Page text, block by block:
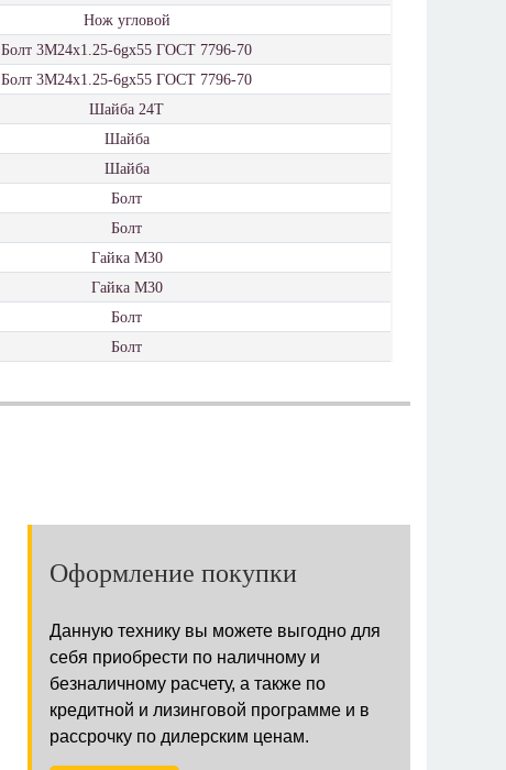
Нож угловой
Болт 3М24х1.25-6gх55 ГОСТ 7796-70
Болт 3М24х1.25-6gх55 ГОСТ 7796-70
Шайба 24Т
Шайба
Шайба
Болт
Болт
Гайка М30
Гайка М30
Болт
Болт
Оформление покупки
Данную технику вы можете выгодно для
себя приобрести по наличному и
безналичному расчету, а также по
кредитной и лизинговой программе и в
рассрочку по дилерским ценам.